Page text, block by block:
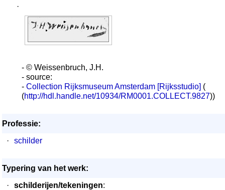
·
- © Weissenbruch, J.H.
- source:
- Collection Rijksmuseum Amsterdam [Rijksstudio] (
(http://hdl.handle.net/10934/RM0001.COLLECT.9827))
Professie:
·
schilder
Typering van het werk:
·
schilderijen/tekeningen: